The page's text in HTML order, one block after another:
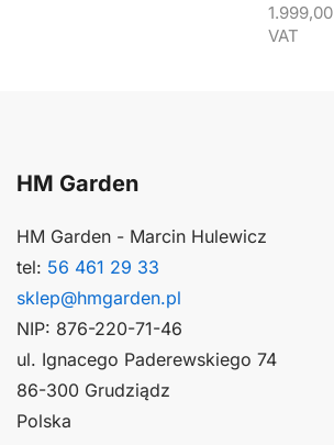
1.999,00
VAT
HM Garden
HM Garden - Marcin Hulewicz
tel: 56 461 29 33
sklep@hmgarden.pl
NIP: 876-220-71-46
ul. Ignacego Paderewskiego 74
86-300 Grudziądz
Polska